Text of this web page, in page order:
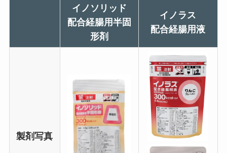
イノソリッド
配合経腸用半固
形剤
イノラス
配合経腸用液
製剤写真